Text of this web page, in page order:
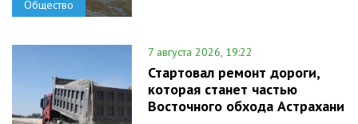
Общество
7 августа 2026, 19:22
Стартовал ремонт дороги,
которая станет частью
Восточного обхода Астрахани